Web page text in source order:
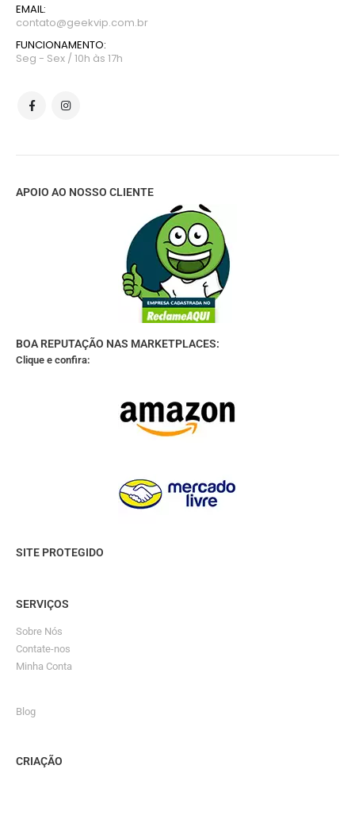
EMAIL:
contato@geekvip.com.br
FUNCIONAMENTO:
Seg - Sex / 10h às 17h
APOIO AO NOSSO CLIENTE
BOA REPUTAÇÃO NAS MARKETPLACES:
Clique e confira:
SITE PROTEGIDO
SERVIÇOS
Sobre Nós
Contate-nos
Minha Conta
Blog
CRIAÇÃO